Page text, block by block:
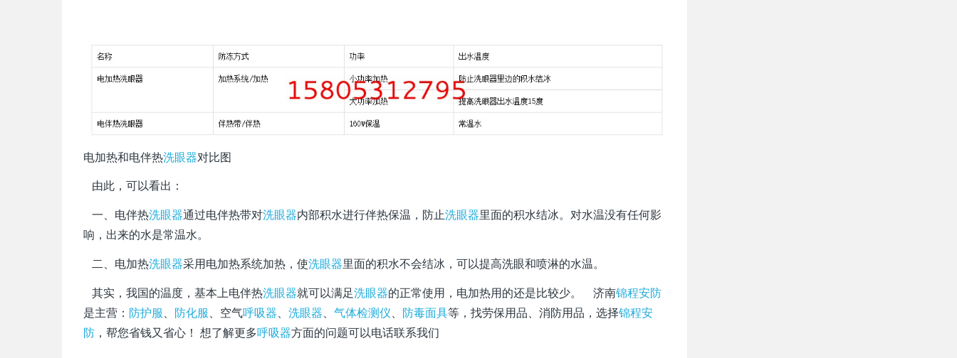
电加热和电伴热洗眼器对比图
由此，可以看出：
一、电伴热洗眼器通过电伴热带对洗眼器内部积水进行伴热保温，防止洗眼器里面的积水结冰。对水温没有任何影
响，出来的水是常温水。
二、电加热洗眼器采用电加热系统加热，使洗眼器里面的积水不会结冰，可以提高洗眼和喷淋的水温。
其实，我国的温度，基本上电伴热洗眼器就可以满足洗眼器的正常使用，电加热用的还是比较少。 济南锦程安防
是主营： 防护服、 防化服、空气呼吸器、 洗眼器、 气体检测仪、 防毒面具等，找劳保用品、消防用品，选择锦程安
防 ，帮您省钱又省心！ 想了解更多呼吸器方面的问题可以电话联系我们